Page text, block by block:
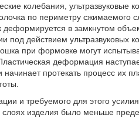
колебания,
по периметру сжимаемого
в замкнутом
действием ультразвуковых
при формовке могут
деформация
протекать процесс их
и требуемого для этого усилия
изделия было меньше